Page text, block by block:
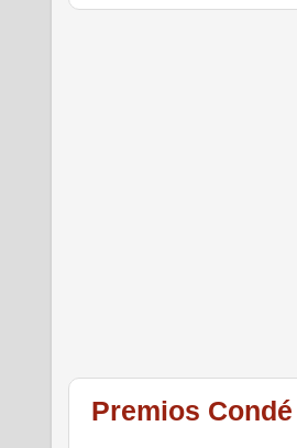
Premios